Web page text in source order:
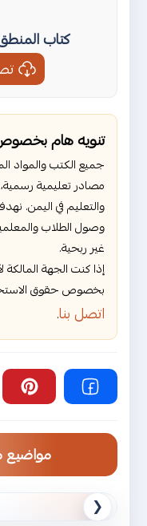
كتاب
تنويه هام
جميع الكتب والمواد
مصادر تعليمية رسمية،
والتعليم في اليمن.
وصول الطلاب
غير ربحية.
إذا كنت الجهة
بخصوص حقوق
اتصل بنا.
مواضيع
❮